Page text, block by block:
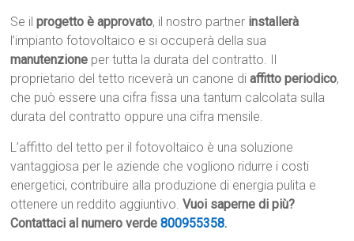
Se ilprogetto è approvato, il nostro partner installerà
l’impianto fotovoltaico e si occuperà della sua
manutenzione per tutta la durata del contratto. Il
proprietario del tetto riceverà un canone diaffitto periodico,
che può essere una cifra fissa una tantum calcolata sulla
durata del contratto oppure una cifra mensile.
L’affitto del tetto per il fotovoltaico è una soluzione
vantaggiosa per le aziende che vogliono ridurre i costi
energetici, contribuire alla produzione di energia pulita e
ottenere un reddito aggiuntivo.Vuoi saperne di più?
Contattaci al numero verde800955358.